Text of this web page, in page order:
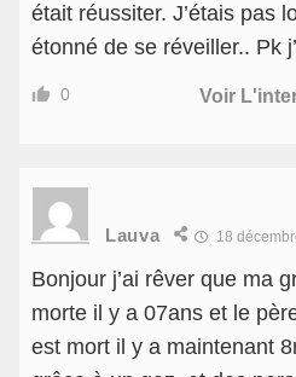
était réussiter. J’étais pas
étonné de se réveiller.. Pk
0 Voir
Lauva 18
Bonjour j’ai rêver que ma
morte il y a 07ans et le
est mort il y a maintenant